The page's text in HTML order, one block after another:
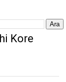
Kore